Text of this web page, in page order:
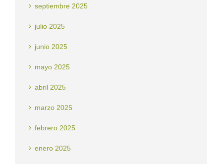
septiembre 2025
julio 2025
junio 2025
mayo 2025
abril 2025
marzo 2025
febrero 2025
enero 2025